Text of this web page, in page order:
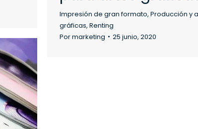
Impresión de gran formato, Producción y
gráficas, Renting
Pormarketing 25 junio, 2020